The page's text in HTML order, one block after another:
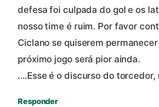
defesa foi culpada do gol e os
nosso time é ruim. Por favor
Ciclano se quiserem permanecer
próximo jogo será pior ainda.
….Esse é o discurso do torcedor,
Responder